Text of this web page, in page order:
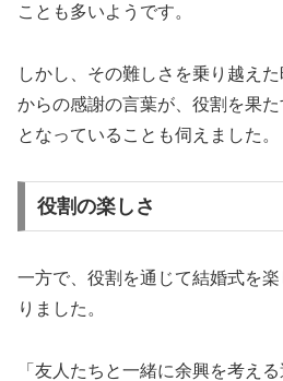
ことも多いようです。
しかし、その難しさを乗り越え
からの感謝の言葉が、役割を果
となっていることも伺えました。
役割の楽しさ
一方で、役割を通じて結婚式を
りました。
「友人たちと一緒に余興を考え